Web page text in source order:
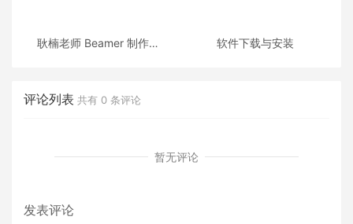
耿楠老师 Beamer 制作的
软件下载与安装
评论列表 共有 0 条评论
暂无评论
发表评论